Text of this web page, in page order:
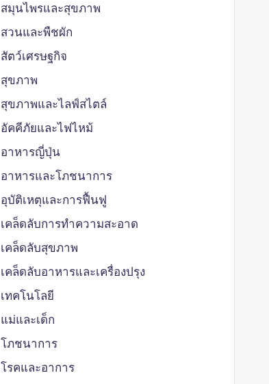
สมุนไพรและสุขภาพ
สวนและพืชผัก
สัตว์เศรษฐกิจ
สุขภาพ
สุขภาพและไลฟ์สไตล์
อัคคีภัยและไฟไหม้
อาหารญี่ปุ่น
อาหารและโภชนาการ
อุบัติเหตุและการฟื้นฟู
เคล็ดลับการทำความสะอาด
เคล็ดลับสุขภาพ
เคล็ดลับอาหารและเครื่องปรุง
เทคโนโลยี
แม่และเด็ก
โภชนาการ
โรคและอาการ